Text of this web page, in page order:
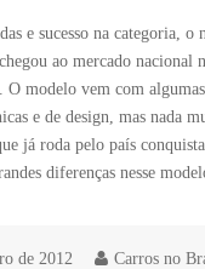
e sucesso na categoria, o
ao mercado nacional
O modelo vem com
e de design, mas nada
já roda pelo país
diferenças nesse
de 2012
Carros no